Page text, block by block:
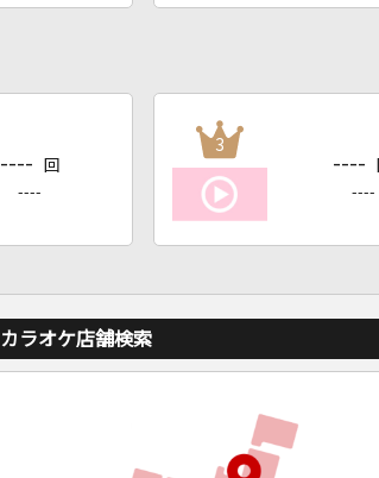
---- 回
----
3
----
----
カラオケ店舗検索